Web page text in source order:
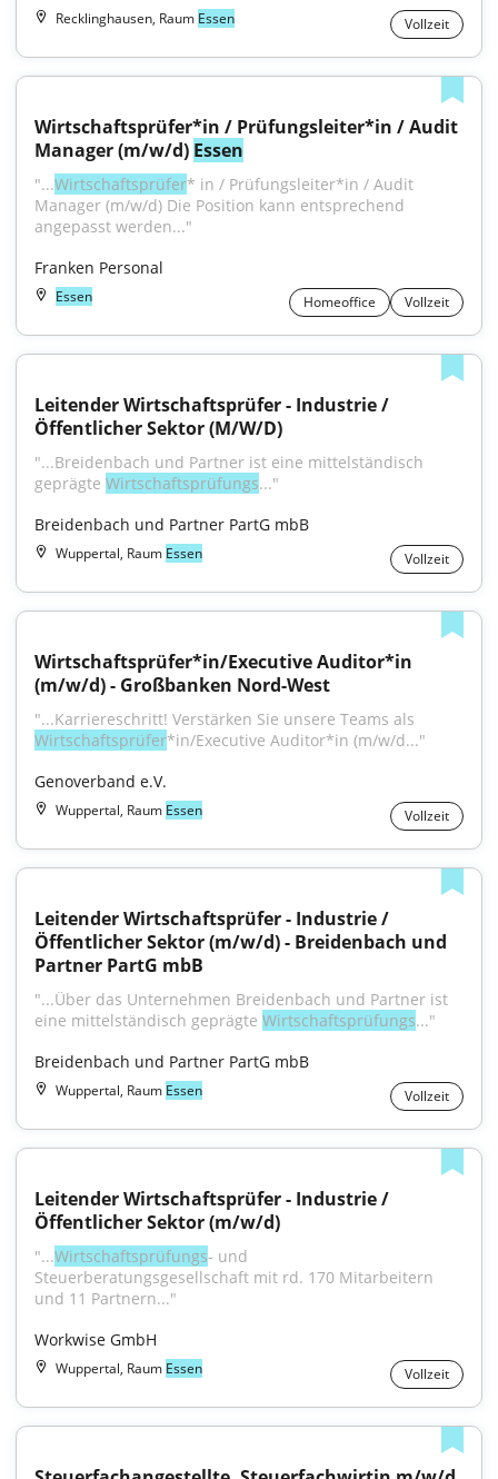
Recklinghausen, Raum Essen Vollzeit
Wirtschaftsprüfer*in / Prüfungsleiter*in / Audit
Manager (m/w/d) Essen
"...Wirtschaftsprüfer* in / Prüfungsleiter*in / Audit
Manager (m/w/d) Die Position kann entsprechend
angepasst werden..."
Franken Personal
Essen Homeoffice Vollzeit
Leitender Wirtschaftsprüfer - Industrie /
Öffentlicher Sektor (M/W/D)
"...Breidenbach und Partner ist eine mittelständisch
geprägte Wirtschaftsprüfungs..."
Breidenbach und Partner PartG mbB
Wuppertal, Raum Essen Vollzeit
Wirtschaftsprüfer*in/Executive Auditor*in
(m/w/d) - Großbanken Nord-West
Wirtschaftsprüfer*in/Executive Auditor*in (m/w/d..."
Genoverband e.V.
Wuppertal, Raum Essen Vollzeit
Leitender Wirtschaftsprüfer - Industrie /
Öffentlicher Sektor (m/w/d) - Breidenbach und
Partner PartG mbB
"...Über das Unternehmen Breidenbach und Partner ist
eine mittelständisch geprägte Wirtschaftsprüfungs..."
Breidenbach und Partner PartG mbB
Wuppertal, Raum Essen Vollzeit
Leitender Wirtschaftsprüfer - Industrie /
Öffentlicher Sektor (m/w/d)
"...Wirtschaftsprüfungs- und
Steuerberatungsgesellschaft mit rd. 170 Mitarbeitern
und 11 Partnern..."
Workwise GmbH
Wuppertal, Raum Essen Vollzeit